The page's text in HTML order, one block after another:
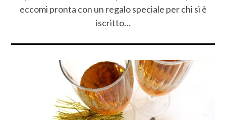
eccomi pronta con un regalo speciale per chi si è
iscritto…